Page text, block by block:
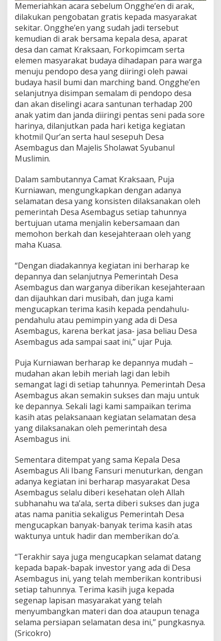
Memeriahkan acara sebelum Ongghe’en di arak,
dilakukan pengobatan gratis kepada masyarakat
sekitar. Ongghe’en yang sudah jadi tersebut
kemudian di arak bersama kepala desa, aparat
desa dan camat Kraksaan, Forkopimcam serta
elemen masyarakat budaya dihadapan para warga
menuju pendopo desa yang diiringi oleh pawai
budaya hasil bumi dan marching band. Ongghe’en
selanjutnya disimpan semalam di pendopo desa
dan akan diselingi acara santunan terhadap 200
anak yatim dan janda diiringi pentas seni pada sore
harinya, dilanjutkan pada hari ketiga kegiatan
khotmil Qur’an serta haul sesepuh Desa
Asembagus dan Majelis Sholawat Syubanul
Muslimin.
Dalam sambutannya Camat Kraksaan, Puja
Kurniawan, mengungkapkan dengan adanya
selamatan desa yang konsisten dilaksanakan oleh
pemerintah Desa Asembagus setiap tahunnya
bertujuan utama menjalin kebersamaan dan
memohon berkah dan kesejahteraan oleh yang
maha Kuasa.
“Dengan diadakannya kegiatan ini berharap ke
depannya dan selanjutnya Pemerintah Desa
Asembagus dan warganya diberikan kesejahteraan
dan dijauhkan dari musibah, dan juga kami
mengucapkan terima kasih kepada pendahulu-
pendahulu atau pemimpin yang ada di Desa
Asembagus, karena berkat jasa- jasa beliau Desa
Asembagus ada sampai saat ini,’’ ujar Puja.
Puja Kurniawan berharap ke depannya mudah –
mudahan akan lebih meriah lagi dan lebih
semangat lagi di setiap tahunnya. Pemerintah Desa
Asembagus akan semakin sukses dan maju untuk
ke depannya. Sekali lagi kami sampaikan terima
kasih atas pelaksanaan kegiatan selamatan desa
yang dilaksanakan oleh pemerintah desa
Asembagus ini.
Sementara ditempat yang sama Kepala Desa
Asembagus Ali Ibang Fansuri menuturkan, dengan
adanya kegiatan ini berharap masyarakat Desa
Asembagus selalu diberi kesehatan oleh Allah
subhanahu wa ta’ala, serta diberi sukses dan juga
atas nama panitia sekaligus Pemerintah Desa
mengucapkan banyak-banyak terima kasih atas
waktunya untuk hadir dan memberikan do’a.
“Terakhir saya juga mengucapkan selamat datang
kepada bapak-bapak investor yang ada di Desa
Asembagus ini, yang telah memberikan kontribusi
setiap tahunnya. Terima kasih juga kepada
segenap lapisan masyarakat yang telah
menyumbangkan materi dan doa ataupun tenaga
selama persiapan selamatan desa ini,’’ pungkasnya.
(Sricokro)